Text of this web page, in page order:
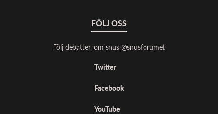
FÖLJ OSS
Följ debatten om snus @snusforumet
Twitter
Facebook
YouTube